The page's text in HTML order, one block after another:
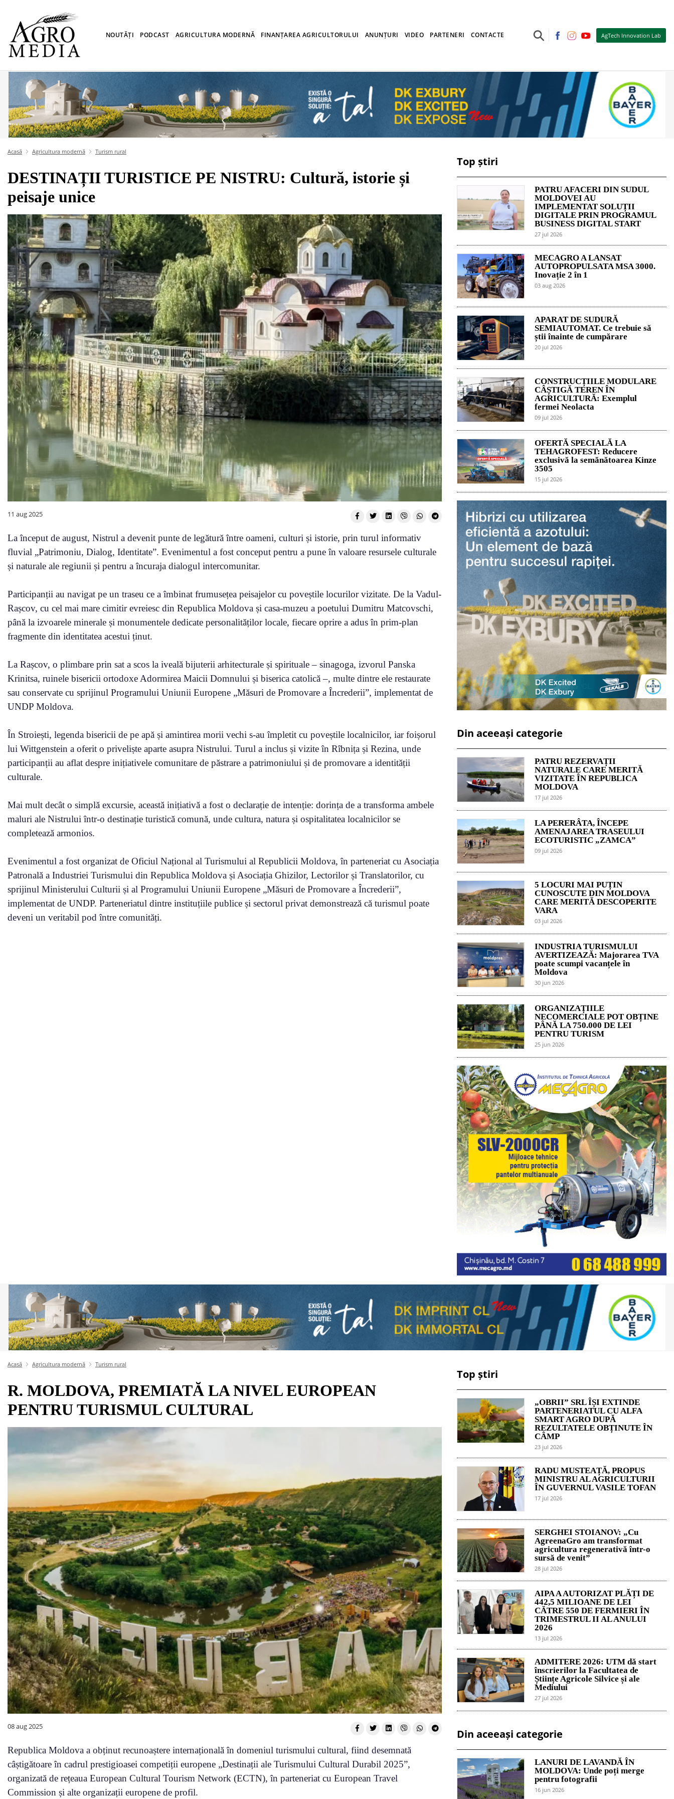
NOUTĂȚI PODCAST AGRICULTURA MODERNĂ FINANȚAREA AGRICULTORULUI ANUNȚURI VIDEO PARTENERI CONTACTE ⚲ AgTech Innovation Lab
Acasă Agricultura modernă Turism rural
DESTINAȚII TURISTICE PE NISTRU: Cultură, istorie și
peisaje unice
11 aug 2025
La început de august, Nistrul a devenit punte de legătură între oameni, culturi și istorie, prin turul informativ
fluvial „Patrimoniu, Dialog, Identitate”. Evenimentul a fost conceput pentru a pune în valoare resursele culturale
și naturale ale regiunii și pentru a încuraja dialogul intercomunitar.
Participanții au navigat pe un traseu ce a îmbinat frumusețea peisajelor cu poveștile locurilor vizitate. De la Vadul-
Rașcov, cu cel mai mare cimitir evreiesc din Republica Moldova și casa-muzeu a poetului Dumitru Matcovschi,
până la izvoarele minerale și monumentele dedicate personalităților locale, fiecare oprire a adus în prim-plan
fragmente din identitatea acestui ținut.
La Rașcov, o plimbare prin sat a scos la iveală bijuterii arhitecturale și spirituale – sinagoga, izvorul Panska
Krinitsa, ruinele bisericii ortodoxe Adormirea Maicii Domnului și biserica catolică –, multe dintre ele restaurate
sau conservate cu sprijinul Programului Uniunii Europene „Măsuri de Promovare a Încrederii”, implementat de
UNDP Moldova.
În Stroiești, legenda bisericii de pe apă și amintirea morii vechi s-au împletit cu poveștile localnicilor, iar foișorul
lui Wittgenstein a oferit o priveliște aparte asupra Nistrului. Turul a inclus și vizite în Rîbnița și Rezina, unde
participanții au aflat despre inițiativele comunitare de păstrare a patrimoniului și de promovare a identității
culturale.
Mai mult decât o simplă excursie, această inițiativă a fost o declarație de intenție: dorința de a transforma ambele
maluri ale Nistrului într-o destinație turistică comună, unde cultura, natura și ospitalitatea localnicilor se
completează armonios.
Evenimentul a fost organizat de Oficiul Național al Turismului al Republicii Moldova, în parteneriat cu Asociația
Patronală a Industriei Turismului din Republica Moldova și Asociația Ghizilor, Lectorilor și Translatorilor, cu
sprijinul Ministerului Culturii și al Programului Uniunii Europene „Măsuri de Promovare a Încrederii”,
implementat de UNDP. Parteneriatul dintre instituțiile publice și sectorul privat demonstrează că turismul poate
deveni un veritabil pod între comunități.
Top știri
PATRU AFACERI DIN SUDUL
MOLDOVEI AU
IMPLEMENTAT SOLUȚII
DIGITALE PRIN PROGRAMUL
BUSINESS DIGITAL START
27 jul 2026
MECAGRO A LANSAT
AUTOPROPULSATA MSA 3000.
Inovație 2 în 1
03 aug 2026
APARAT DE SUDURĂ
SEMIAUTOMAT. Ce trebuie să
știi înainte de cumpărare
20 jul 2026
CONSTRUCȚIILE MODULARE
CÂȘTIGĂ TEREN ÎN
AGRICULTURĂ: Exemplul
fermei Neolacta
09 jul 2026
OFERTĂ SPECIALĂ LA
TEHAGROFEST: Reducere
exclusivă la semănătoarea Kinze
3505
15 jul 2026
Din aceeași categorie
PATRU REZERVAȚII
NATURALE CARE MERITĂ
VIZITATE ÎN REPUBLICA
MOLDOVA
17 jul 2026
LA PERERÂTA, ÎNCEPE
AMENAJAREA TRASEULUI
ECOTURISTIC „ZAMCA”
09 jul 2026
5 LOCURI MAI PUȚIN
CUNOSCUTE DIN MOLDOVA
CARE MERITĂ DESCOPERITE
VARA
03 jul 2026
INDUSTRIA TURISMULUI
AVERTIZEAZĂ: Majorarea TVA
poate scumpi vacanțele în
Moldova
30 jun 2026
ORGANIZAȚIILE
NECOMERCIALE POT OBȚINE
PÂNĂ LA 750.000 DE LEI
PENTRU TURISM
25 jun 2026
Acasă Agricultura modernă Turism rural
R. MOLDOVA, PREMIATĂ LA NIVEL EUROPEAN
PENTRU TURISMUL CULTURAL
08 aug 2025
Republica Moldova a obținut recunoaștere internațională în domeniul turismului cultural, fiind desemnată
câștigătoare în cadrul prestigioasei competiții europene „Destinații ale Turismului Cultural Durabil 2025”,
organizată de rețeaua European Cultural Tourism Network (ECTN), în parteneriat cu European Travel
Commission și alte organizații europene de profil.
Top știri
„OBRII” SRL ÎȘI EXTINDE
PARTENERIATUL CU ALFA
SMART AGRO DUPĂ
REZULTATELE OBȚINUTE ÎN
CÂMP
23 jul 2026
RADU MUSTEAȚĂ, PROPUS
MINISTRU AL AGRICULTURII
ÎN GUVERNUL VASILE TOFAN
17 jul 2026
SERGHEI STOIANOV: „Cu
AgreenaGro am transformat
agricultura regenerativă într-o
sursă de venit”
28 jul 2026
AIPA A AUTORIZAT PLĂȚI DE
442,5 MILIOANE DE LEI
CĂTRE 550 DE FERMIERI ÎN
TRIMESTRUL II AL ANULUI
2026
13 jul 2026
ADMITERE 2026: UTM dă start
înscrierilor la Facultatea de
Științe Agricole Silvice și ale
Mediului
27 jul 2026
Din aceeași categorie
LANURI DE LAVANDĂ ÎN
MOLDOVA: Unde poți merge
pentru fotografii
16 jun 2026